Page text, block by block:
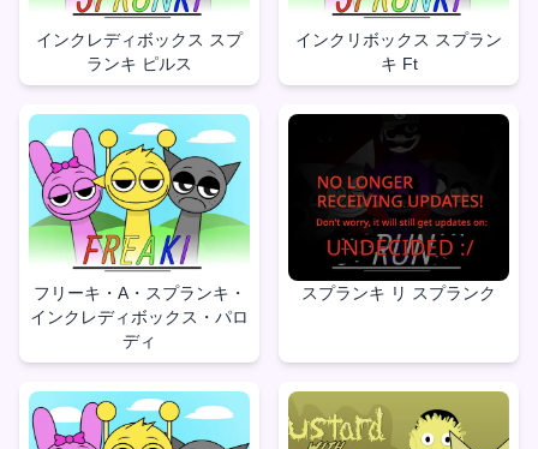
インクレディボックス スプ
ランキ ピルス
インクリボックス スプラン
キ Ft
フリーキ・A・スプランキ・
インクレディボックス・パロ
ディ
スプランキ リ スプランク